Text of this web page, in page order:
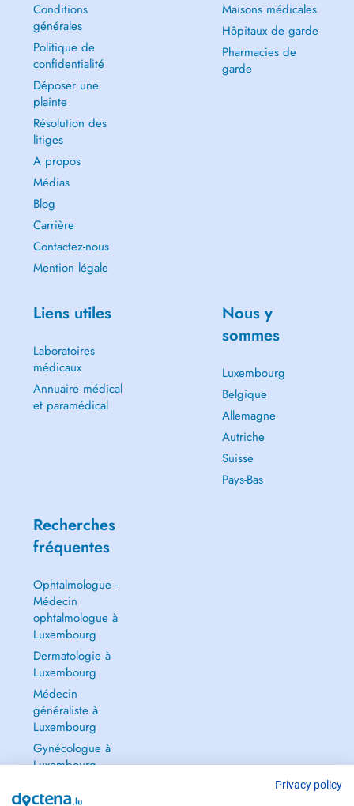
Conditions
générales
Politique de
confidentialité
Déposer une
plainte
Résolution des
litiges
A propos
Médias
Blog
Carrière
Contactez-nous
Mention légale
Maisons médicales
Hôpitaux de garde
Pharmacies de
garde
Liens utiles
Laboratoires
médicaux
Annuaire médical
et paramédical
Nous y
sommes
Luxembourg
Belgique
Allemagne
Autriche
Suisse
Pays-Bas
Recherches
fréquentes
Ophtalmologue -
Médecin
ophtalmologue à
Luxembourg
Dermatologie à
Luxembourg
Médecin
généraliste à
Luxembourg
Gynécologue à
Luxembourg
Privacy policy